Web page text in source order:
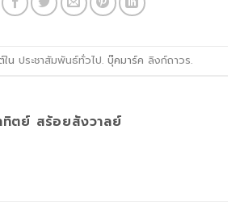
น ประชาสัมพันธ์ทั่วไป. บุ๊คมาร์ค ลิงก์ถาวร.
ทิตย์ สร้อยสังวาลย์